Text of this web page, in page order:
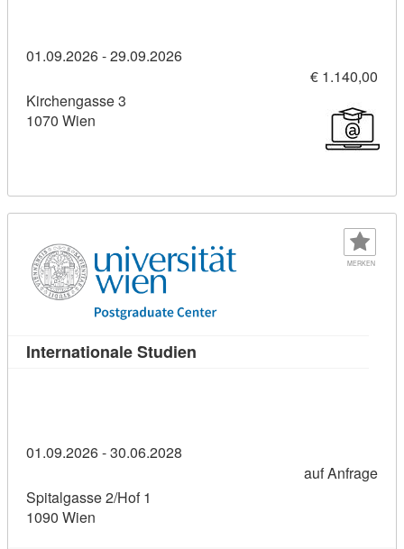
01.09.2026 - 29.09.2026
€ 1.140,00
Kirchengasse 3
1070 Wien
MERKEN
Internationale Studien
01.09.2026 - 30.06.2028
auf Anfrage
Spitalgasse 2/Hof 1
1090 Wien